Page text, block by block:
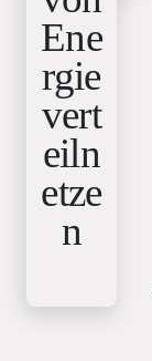
Ene
rgie
vert
eiln
etze
n